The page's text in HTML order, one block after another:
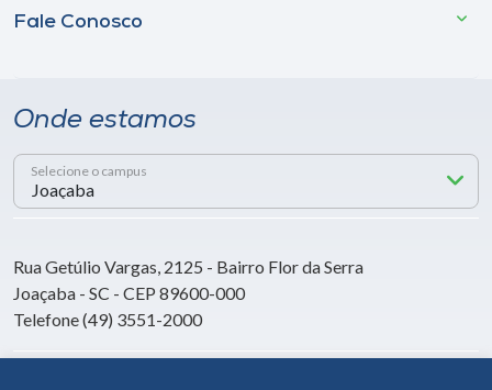
Fale Conosco
Onde estamos
Selecione o campus
Rua Getúlio Vargas, 2125 - Bairro Flor da Serra
Joaçaba - SC - CEP 89600-000
Telefone (49) 3551-2000